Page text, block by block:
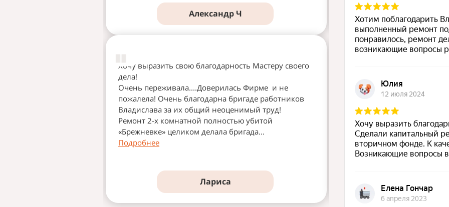
Александр Ч
Хочу выразить свою благодарность Мастеру своего
дела!
Очень переживала....Доверилась Фирме и не
пожалела! Очень благодарна бригаде работников
Владислава за их общий неоценимый труд!
Ремонт 2-х комнатной полностью убитой
«Брежневке» целиком делала бригада...
Подробнее
Лариса
ключи, а через несколько
квартиру своей мечты.
качественно и в срок
компетентность,
организацию всего
Владислав, Ирина и